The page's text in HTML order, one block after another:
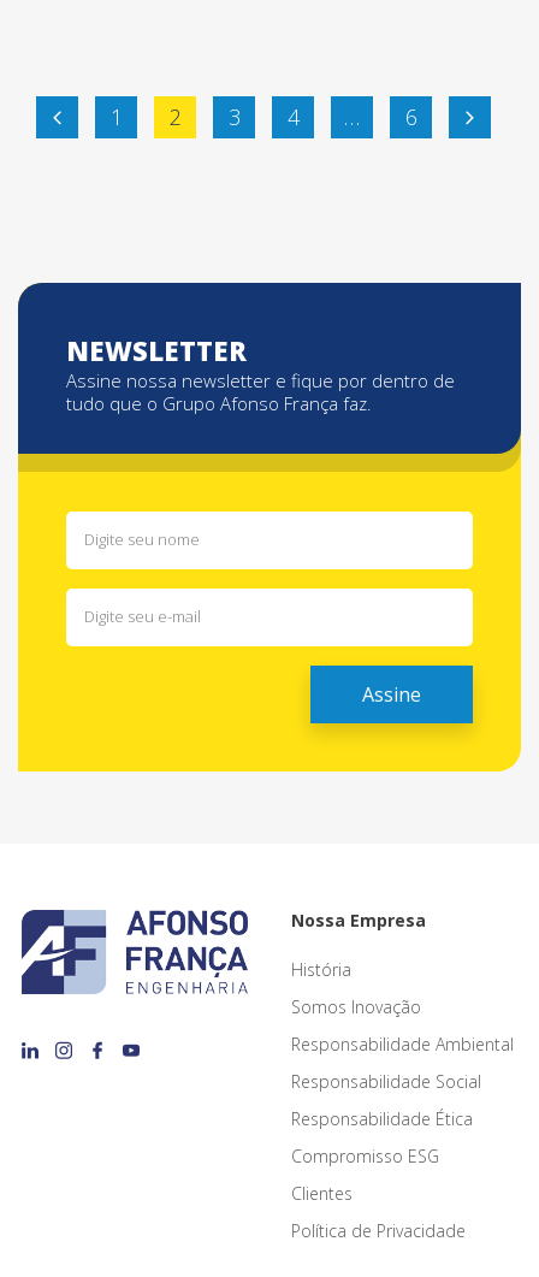
Paginação
1 2 3 4 … 6
NEWSLETTER
Assine nossa newsletter e fique por dentro de
tudo que o Grupo Afonso França faz.
Nossa Empresa
História
Somos Inovação
Responsabilidade Ambiental
Responsabilidade Social
Responsabilidade Ética
Compromisso ESG
Clientes
Política de Privacidade